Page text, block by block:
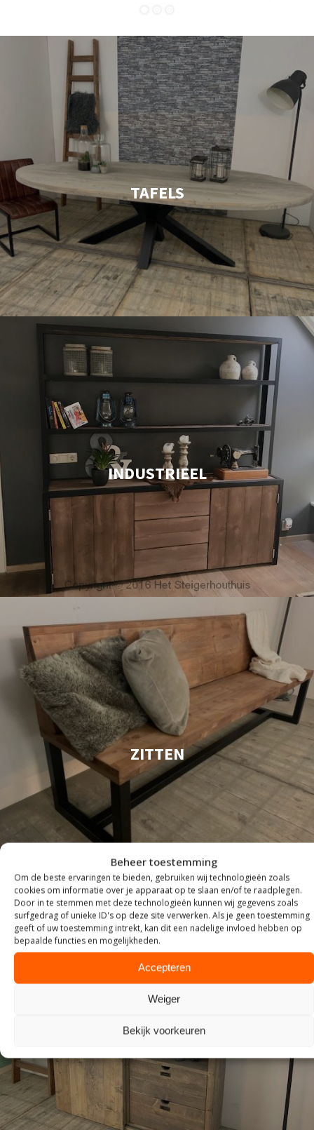
Beheer toestemming
Om de beste ervaringen te bieden, gebruiken wij technologieën zoals
cookies om informatie over je apparaat op te slaan en/of te raadplegen.
Door in te stemmen met deze technologieën kunnen wij gegevens zoals
surfgedrag of unieke ID's op deze site verwerken. Als je geen toestemming
geeft of uw toestemming intrekt, kan dit een nadelige invloed hebben op
bepaalde functies en mogelijkheden.
Accepteren
Weiger
Bekijk voorkeuren
TAFELS
INDUSTRIEEL
ZITTEN
KASTEN